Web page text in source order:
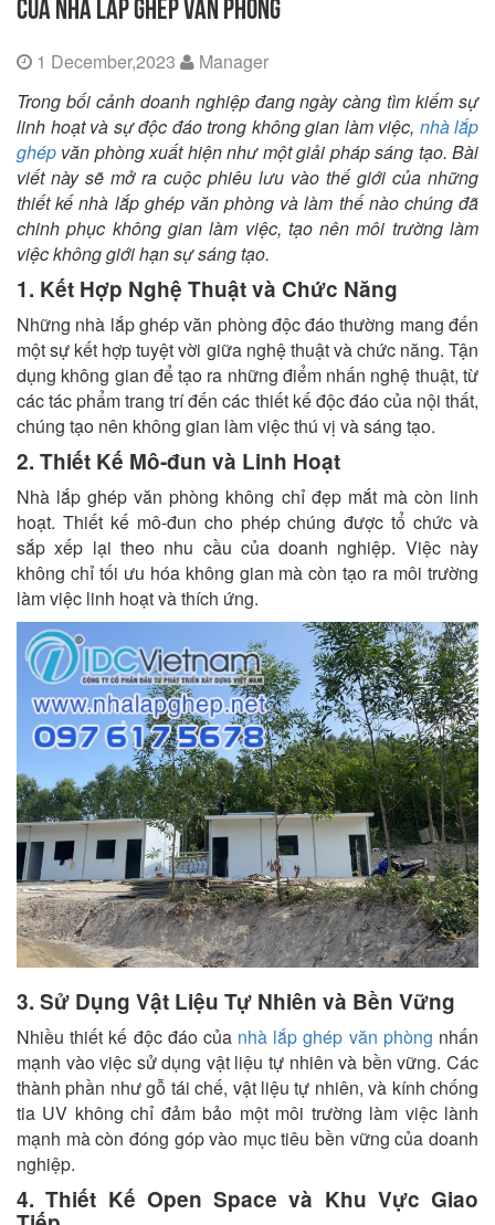
CỦA NHÀ LẮP GHÉP VĂN PHÒNG
1 December,2023
Manager
Trong bối cảnh doanh nghiệp đang ngày càng tìm kiếm sự
linh hoạt và sự độc đáo trong không gian làm việc, nhà lắp
ghép văn phòng xuất hiện như một giải pháp sáng tạo. Bài
viết này sẽ mở ra cuộc phiêu lưu vào thế giới của những
thiết kế nhà lắp ghép văn phòng và làm thế nào chúng đã
chinh phục không gian làm việc, tạo nên môi trường làm
việc không giới hạn sự sáng tạo.
1. Kết Hợp Nghệ Thuật và Chức Năng
Những nhà lắp ghép văn phòng độc đáo thường mang đến
một sự kết hợp tuyệt vời giữa nghệ thuật và chức năng. Tận
dụng không gian để tạo ra những điểm nhấn nghệ thuật, từ
các tác phẩm trang trí đến các thiết kế độc đáo của nội thất,
chúng tạo nên không gian làm việc thú vị và sáng tạo.
2. Thiết Kế Mô-đun và Linh Hoạt
Nhà lắp ghép văn phòng không chỉ đẹp mắt mà còn linh
hoạt. Thiết kế mô-đun cho phép chúng được tổ chức và
sắp xếp lại theo nhu cầu của doanh nghiệp. Việc này
không chỉ tối ưu hóa không gian mà còn tạo ra môi trường
làm việc linh hoạt và thích ứng.
3. Sử Dụng Vật Liệu Tự Nhiên và Bền Vững
Nhiều thiết kế độc đáo của nhà lắp ghép văn phòng nhấn
mạnh vào việc sử dụng vật liệu tự nhiên và bền vững. Các
thành phần như gỗ tái chế, vật liệu tự nhiên, và kính chống
tia UV không chỉ đảm bảo một môi trường làm việc lành
mạnh mà còn đóng góp vào mục tiêu bền vững của doanh
nghiệp.
4. Thiết Kế Open Space và Khu Vực Giao